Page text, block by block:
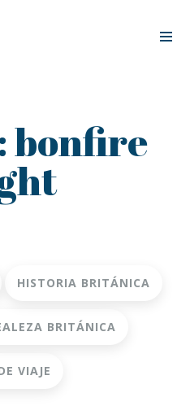
bonfire
HISTORIA BRITÁNICA
BRITÁNICA
VIAJE